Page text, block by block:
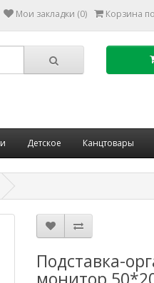
Мои закладки (0) Корзина
Детское Канцтовары
Подставка-